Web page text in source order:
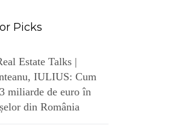
Picks
Estate Talks |
IULIUS: Cum
miliarde de euro în
din România